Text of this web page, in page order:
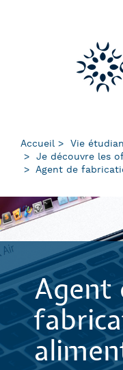
Panneau de gestion
Accueil
Vie
Je découvre les
Agent de
Agent